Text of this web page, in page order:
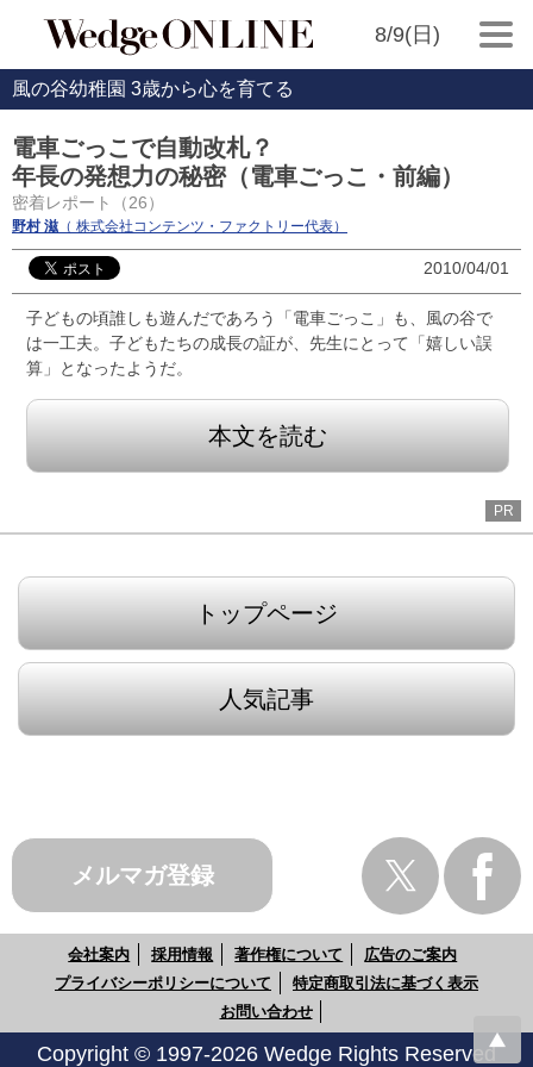
8/9(日)
風の谷幼稚園 3歳から心を育てる
電車ごっこで自動改札？
年長の発想力の秘密（電車ごっこ・前編）
密着レポート（26）
野村 滋 （ 株式会社コンテンツ・ファクトリー代表）
2010/04/01
子どもの頃誰しも遊んだであろう「電車ごっこ」も、風の谷で
は一工夫。子どもたちの成長の証が、先生にとって「嬉しい誤
算」となったようだ。
本文を読む
PR
トップページ
人気記事
メルマガ登録
会社案内 採用情報 著作権について
広告のご案内
プライバシーポリシーについて
特定商取引法に基づく表示
お問い合わせ
Copyright © 1997-2026 Wedge Rights Reserved